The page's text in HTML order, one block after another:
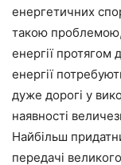
енергетичних
такою проблемою,
енергії протягом
енергії
дуже дорогі у
наявності
Найбільш
передачі